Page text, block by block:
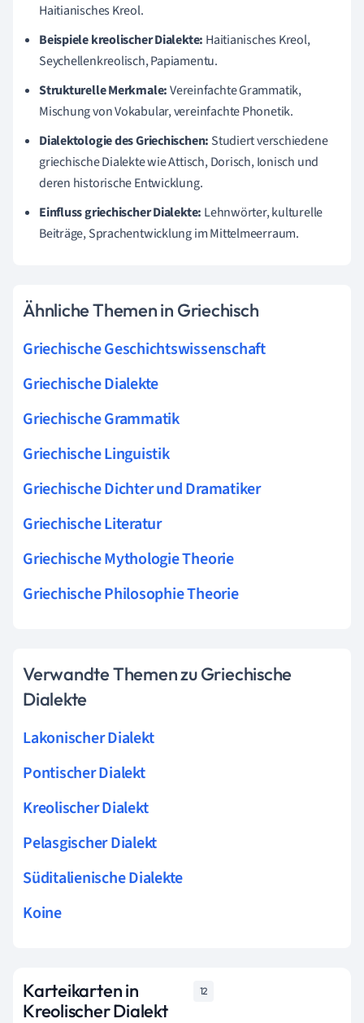
Haitianisches Kreol.
Beispiele kreolischer Dialekte: Haitianisches Kreol,
Seychellenkreolisch, Papiamentu.
Strukturelle Merkmale:Vereinfachte Grammatik,
Mischung von Vokabular, vereinfachte Phonetik.
Dialektologie des Griechischen: Studiert verschiedene
griechische Dialekte wie Attisch, Dorisch, Ionisch und
deren historische Entwicklung.
Einfluss griechischer Dialekte: Lehnwörter, kulturelle
Beiträge, Sprachentwicklung im Mittelmeerraum.
Ähnliche Themen in Griechisch
Griechische Geschichtswissenschaft
Griechische Dialekte
Griechische Grammatik
Griechische Linguistik
Griechische Dichter und Dramatiker
Griechische Literatur
Griechische Mythologie Theorie
Griechische Philosophie Theorie
Verwandte Themen zu Griechische
Dialekte
Lakonischer Dialekt
Pontischer Dialekt
Kreolischer Dialekt
Pelasgischer Dialekt
Süditalienische Dialekte
Koine
Karteikarten in
Kreolischer Dialekt
12